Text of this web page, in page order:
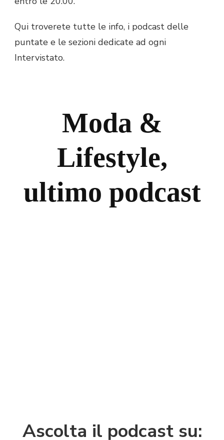
Qui troverete tutte le info, i podcast delle
puntate e le sezioni dedicate ad ogni
Intervistato.
Moda &
Lifestyle,
ultimo podcast
Ascolta il podcast su: